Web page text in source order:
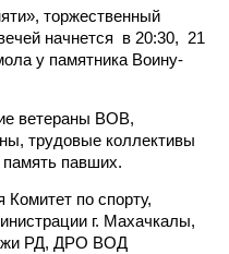
торжественный
начнется в 20:30, 21
у памятника Воину-
ветераны ВОВ,
трудовые коллективы
павших.
по спорту,
г. Махачкалы,
РД, ДРО ВОД